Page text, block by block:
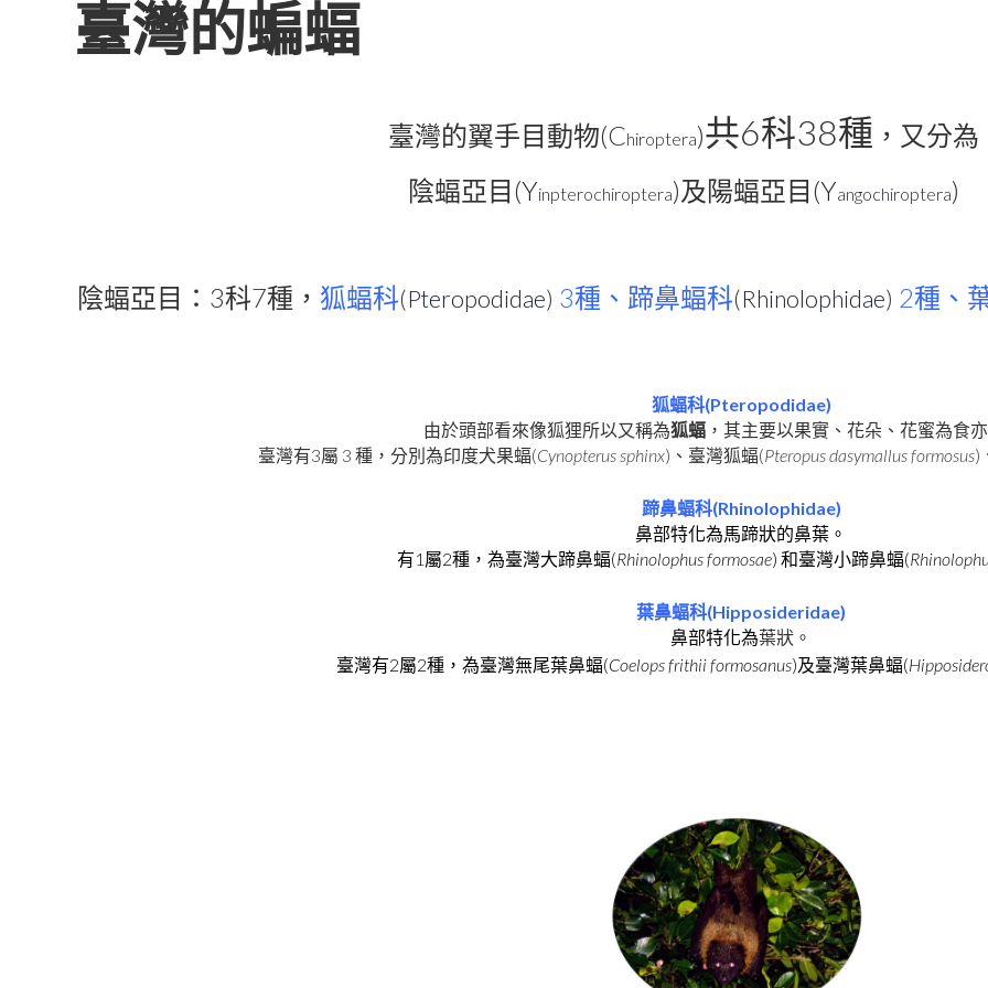
臺灣的蝙蝠
臺灣的翼手目動物(Chiroptera)共6科38種 ，又分為
陰蝠亞目 (Yinpterochiroptera)及陽蝠亞目 (Yangochiroptera)
陰蝠亞目： 3科7種， 狐蝠科(Pteropodidae) 3種、蹄鼻蝠科(Rhinolophidae) 2種、
狐蝠科(Pteropodidae)
由於頭部看來像狐狸所以又稱為狐蝠 ，其主要以果實、花朵、花蜜為食
臺灣有3屬 3 種，分別為印度犬果蝠(Cynopterus sphinx) 、臺灣狐蝠(Pteropus dasymallus formosus)
蹄鼻蝠科(Rhinolophidae)
鼻部特化為馬蹄狀的鼻葉。
有1 屬2種，為臺灣大蹄鼻蝠(Rhinolophus formosae) 和臺灣小蹄鼻蝠(
葉鼻蝠科(Hipposideridae)
鼻部特化為葉狀。
臺灣有2屬2種，為臺灣無尾葉鼻蝠(Coelops frithii formosanus)及臺灣葉鼻蝠(